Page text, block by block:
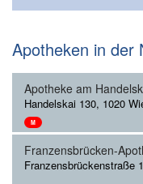
Apotheken in der
Apotheke am
Handelskai 130, 1020
M
Franzensbrücken-
Franzensbrückenstraße